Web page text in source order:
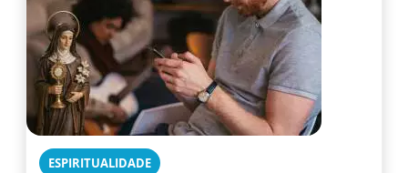
ESPIRITUALIDADE